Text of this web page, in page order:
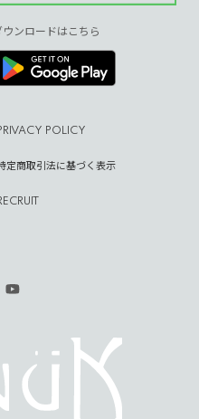
ンロードはこちら
POLICY
定商取引法に基づく表示